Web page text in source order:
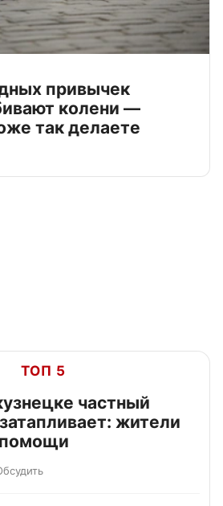
привычек
колени —
так делаете
ТОП 5
частный
жители